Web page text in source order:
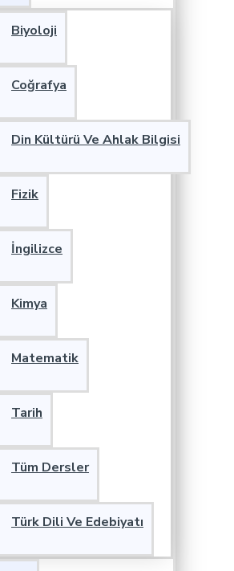
Biyoloji
Coğrafya
Din Kültürü Ve Ahlak Bilgisi
Fizik
İngilizce
Kimya
Matematik
Tarih
Tüm Dersler
Türk Dili Ve Edebiyatı